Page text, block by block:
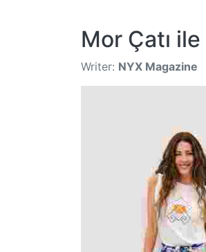
Mor Çatı ile
Writer: NYX Magazine